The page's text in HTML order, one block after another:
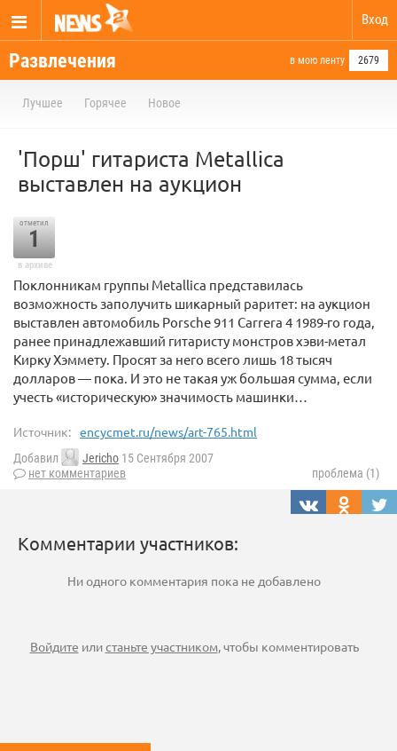
Вход
Развлечения в мою ленту 2679
Лучшее Горячее Новое
'Порш' гитариста Metallica
выставлен на аукцион
отметил
1
в архиве
Поклонникам группы Metallica представилась
возможность заполучить шикарный раритет: на аукцион
выставлен автомобиль Porsche 911 Carrera 4 1989-го года,
ранее принадлежавший гитаристу монстров хэви-метал
Кирку Хэммету. Просят за него всего лишь 18 тысяч
долларов — пока. И это не такая уж большая сумма, если
учесть «историческую» значимость машинки…
Источник: encycmet.ru/news/art-765.html
Добавил Jericho 15 Сентября 2007
нет комментариев
проблема (1)
Комментарии участников:
Ни одного комментария пока не добавлено
Войдите илистаньте участником, чтобы комментировать